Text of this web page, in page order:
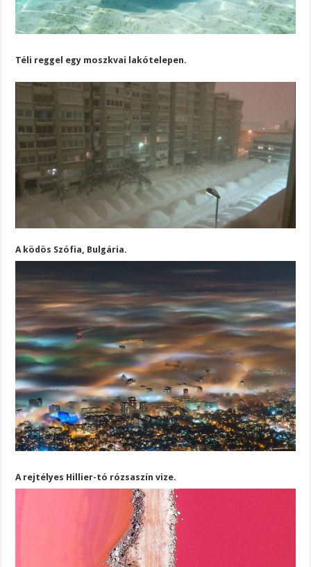
Téli reggel egy moszkvai lakótelepen.
A ködös Szófia, Bulgária.
A rejtélyes Hillier-tó rózsaszín vize.